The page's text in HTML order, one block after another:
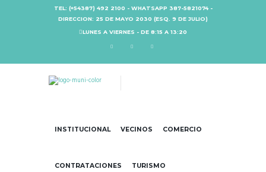
TEL: (+54387) 492 2100 - WHATSAPP 387-5821074 -
DIRECCION: 25 DE MAYO 2030 (ESQ. 9 DE JULIO)
LUNES A VIERNES - DE 8:15 A 13:20
INSTITUCIONAL VECINOS COMERCIO
CONTRATACIONES TURISMO